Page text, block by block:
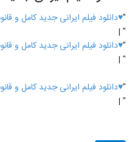
"♥دانلود فیلم ایرانی جدید کامل و
" |
"♥دانلود فیلم ایرانی جدید کامل و
" |
"♥دانلود فیلم ایرانی جدید کامل و
" |